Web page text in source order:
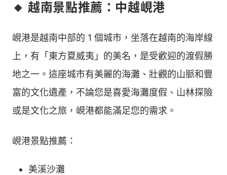
🔸 越南景點推薦：中越峴港
峴港是越南中部的 1 個城市，坐落在越南的海岸線
上，有「東方夏威夷」的美名，是受歡迎的渡假勝
地之一。這座城市有美麗的海灘、壯觀的山脈和豐
富的文化遺產，不論您是喜愛海灘度假、山林探險
或是文化之旅，峴港都能滿足您的需求。
峴港景點推薦：
美溪沙灘